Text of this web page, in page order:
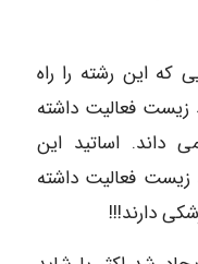
که این رشته را راه
زیست فعالیت داشته
داند. اساتید این
زیست فعالیت داشته
دارند!!!